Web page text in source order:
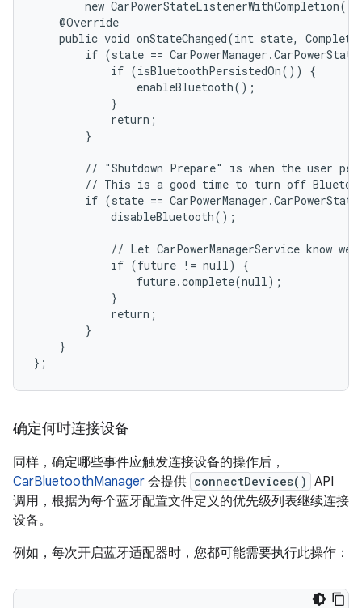
new CarPowerStateListenerWithCompletion()
    @Override
public void onStateChanged(int state,
if (state ==
            if (isBluetoothPersistedOn()) {
                enableBluetooth();
            }
            return;
        }
// "Shutdown Prepare" is when the user
// This is a good time to turn off
if (state ==
            disableBluetooth();
// Let CarPowerManagerService know
            if (future != null) {
                future.complete(null);
            }
            return;
        }
    }
};
确定何时连接设备
同样，确定哪些事件应触发连接设备的操作后，
CarBluetoothManager 会提供 connectDevices() API
调用，根据为每个蓝牙配置文件定义的优先级列表继续连接
设备。
例如，每次开启蓝牙适配器时，您都可能需要执行此操作：